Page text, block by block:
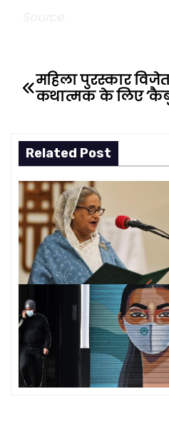
P
s
t
n
a
v
i
g
a
t
महिला पुरस्कार
कथात्मक के लिए
Related Post